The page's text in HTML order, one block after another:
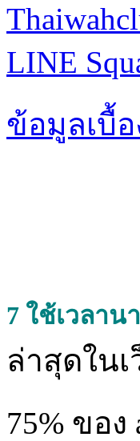
LINE
ข้อมูลเบื้
7 ใช้เวลาน
ล่าสุดในเ
75% ของ